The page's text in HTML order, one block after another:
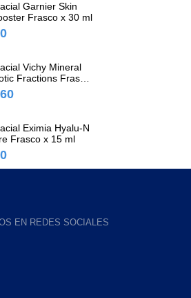
Garnier Skin
Frasco x 30 ml
Vichy Mineral
Fractions Frasco
Eximia Hyalu-N
Frasco x 15 ml
EN REDES SOCIALES